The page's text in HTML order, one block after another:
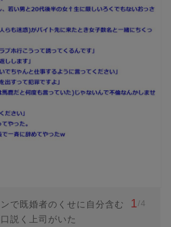
で既婚者のくせに自分含む
説く上司がいた
1/4